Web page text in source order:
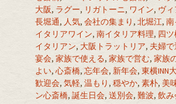
大阪, ラグー, リガトーニ, ワイン, ヴ
長堀通, 人気, 会社の集まり , 北堀江, 南
イタリアワイン, 南イタリア料理, 四
イタリアン, 大阪トラットリア, 夫婦
宴会, 家族で使える, 家族で営む, 家族
よい,心斎橋, 忘年会, 新年会, 東横INN
歓迎会, 気軽, 温もり , 穏やか, 素朴, 美
ン心斎橋, 誕生日会, 送別会, 難波, 飲み